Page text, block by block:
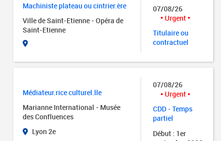
Machiniste plateau ou cintrier.ère
Ville de Saint-Etienne - Opéra de
Saint-Etienne
07/08/26
Urgent
Titulaire ou
contractuel
Médiateur.rice culturel.lle
Marianne International - Musée
des Confluences
Lyon 2e
07/08/26
Urgent
CDD - Temps
partiel
Début : 1er